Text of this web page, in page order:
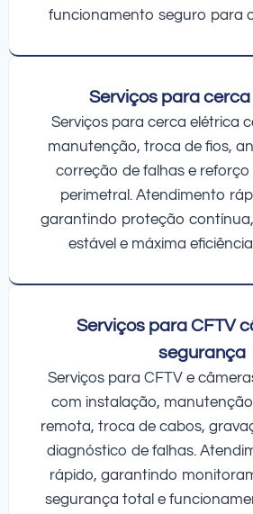
funcionamento seguro para
Serviços para
Serviços para cerca elétrica
manutenção, troca de fios,
correção de falhas e
perimetral. Atendimento
garantindo proteção
estável e máxima
Serviços para CFTV
segurança
Serviços para CFTV e
com instalação,
remota, troca de cabos,
diagnóstico de falhas.
rápido, garantindo
segurança total e